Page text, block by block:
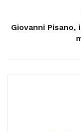
Giovanni